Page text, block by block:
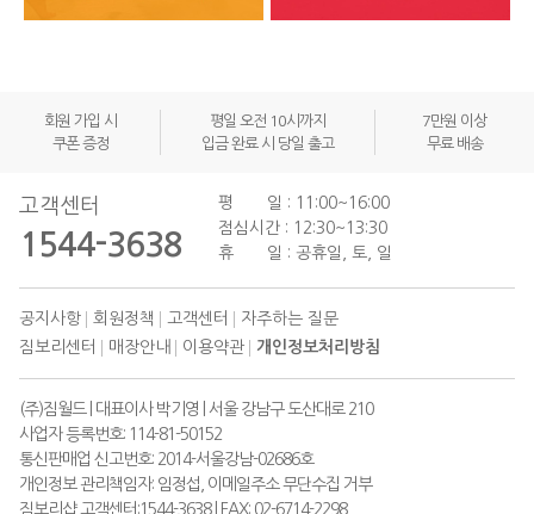
회원 가입 시
쿠폰 증정
평일 오전 10시까지
입금 완료 시 당일 출고
7만원 이상
무료 배송
고객센터
1544-3638
평 일 : 11:00~16:00
점심시간 : 12:30~13:30
휴 일 : 공휴일, 토, 일
공지사항 회원정책 고객센터
자주하는 질문
짐보리센터
매장안내 이용약관 개인정보처리방침
(주)짐월드 | 대표이사 박기영 | 서울 강남구 도산대로 210
사업자 등록번호: 114-81-50152
통신판매업 신고번호: 2014-서울강남-02686호
개인정보 관리책임자: 임정섭, 이메일주소 무단수집 거부
짐보리샵 고객센터:1544-3638 | FAX: 02-6714-2298